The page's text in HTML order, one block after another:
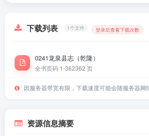
下载列表 1个文件 登录后查看下载次数
0241龙泉县志（乾隆）
全书页码 1-362362 页
因服务器带宽有限，下载速度可能会随服务器网
资源信息摘要